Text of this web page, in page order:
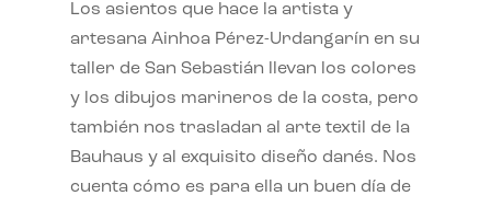
Los asientos que hace la artista y
artesana Ainhoa Pérez-Urdangarín en su
taller de San Sebastián llevan los colores
y los dibujos marineros de la costa, pero
también nos trasladan al arte textil de la
Bauhaus y al exquisito diseño danés. Nos
cuenta cómo es para ella un buen día de